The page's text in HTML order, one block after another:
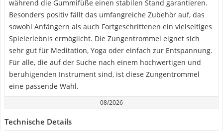
während die Gummifüße einen stabilen Stand garantieren.
Besonders positiv fällt das umfangreiche Zubehör auf, das
sowohl Anfängern als auch Fortgeschrittenen ein vielseitiges
Spielerlebnis ermöglicht. Die Zungentrommel eignet sich
sehr gut für Meditation, Yoga oder einfach zur Entspannung.
Für alle, die auf der Suche nach einem hochwertigen und
beruhigenden Instrument sind, ist diese Zungentrommel
eine passende Wahl.
08/2026
Technische Details